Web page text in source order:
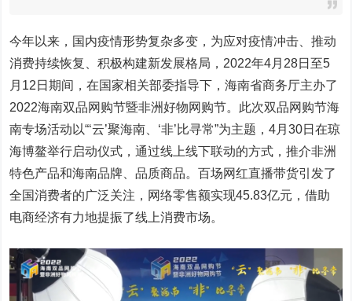
今年以来，国内疫情形势复杂多变，为应对疫情冲击、推动
消费持续恢复、积极构建新发展格局，2022年4月28日至5
月12日期间，在国家相关部委指导下，海南省商务厅主办了
2022海南双品网购节暨非洲好物网购节。此次双品网购节海
南专场活动以“‘云’聚海南、‘非’比寻常”为主题，4月30日在琼
海博鳌举行启动仪式，通过线上线下联动的方式，推介非洲
特色产品和海南品牌、品质商品。百场网红直播带货引发了
全国消费者的广泛关注，网络零售额实现45.83亿元，借助
电商经济有力地提振了线上消费市场。